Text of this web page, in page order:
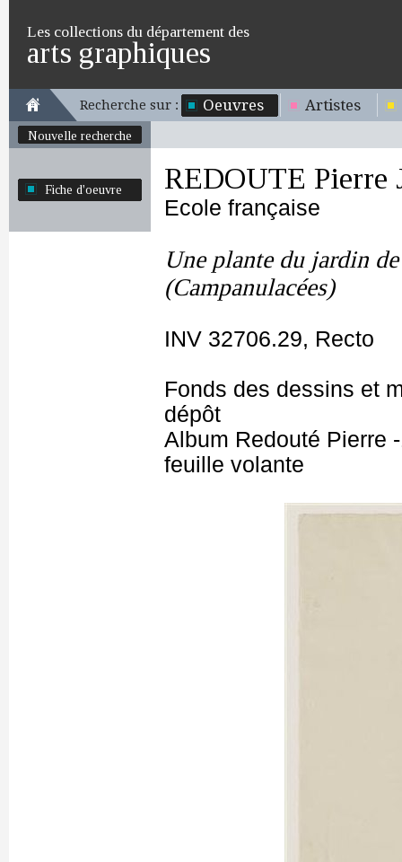
Les collections du département des
arts graphiques
Recherche sur : Oeuvres Artistes
Nouvelle recherche
Fiche d'oeuvre REDOUTE Pierre
Ecole française
Une plante du jardin
(Campanulacées)
INV 32706.29, Recto
Fonds des dessins et
dépôt
Album Redouté Pierre
feuille volante